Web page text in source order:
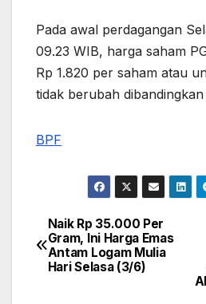
Pada awal perdagangan
09.23 WIB, harga saham
Rp 1.820 per saham atau
tidak berubah
BPF
Post
navigation
Naik Rp 35.000 Per
Gram, Ini Harga Emas
Antam Logam Mulia
Hari Selasa (3/6)